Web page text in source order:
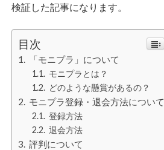
検証した記事になります。
目次
「モニプラ」について
モニプラとは？
どのような懸賞があるの？
モニプラ登録・退会方法について
登録方法
退会方法
評判について